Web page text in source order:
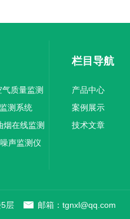
气质量监测
测系统
烟在线监测
声监测仪
栏目导航
产品中心
案例展示
技术文章
层 邮箱：tgnxl@qq.com